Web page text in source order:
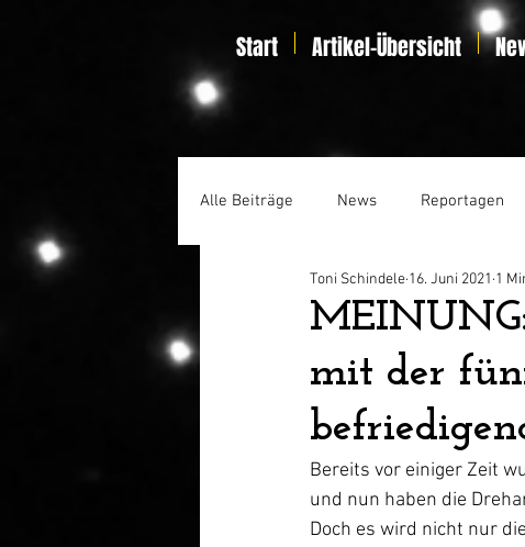
Start Artikel-Übersicht
Alle Beiträge News Reportagen
Home Entertainment
mit der
Toni Schindele 16. Juni 2021 1
Bereits vor einiger Zeit
und nun haben die
Doch es wird nicht nur